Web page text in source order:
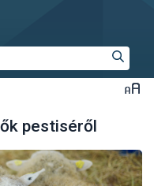
pestiséről